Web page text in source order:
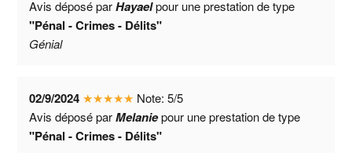
Avis déposé parHayaelpour une prestation de type
"Pénal - Crimes - Délits"
Génial
02/9/2024 ★★★★★ Note:5/5
Avis déposé parMelaniepour une prestation de type
"Pénal - Crimes - Délits"